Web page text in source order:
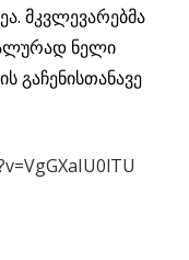
მკვლევარებმა
ნელი
გაჩენისთანავე